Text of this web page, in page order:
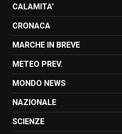
CALAMITA'
CRONACA
MARCHE IN BREVE
METEO PREV.
MONDO NEWS
NAZIONALE
SCIENZE